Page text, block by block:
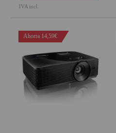
IVA incl.
Ahorra 14,59€